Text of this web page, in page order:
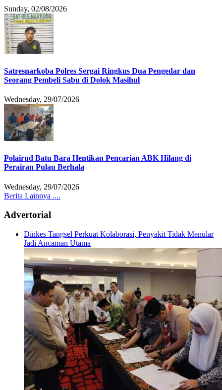
Sunday, 02/08/2026
Satresnarkoba Polres Sergai Ringkus Dua Pengedar dan
Seorang Pembeli Sabu di Dolok Masihul
Wednesday, 29/07/2026
Polairud Batu Bara Hentikan Pencarian ABK Hilang di
Perairan Pulau Berhala
Wednesday, 29/07/2026
Berita Lainnya ....
Advertorial
Dinkes Tangsel Perkuat Kolaborasi, Penyakit Tidak Menular
Jadi Ancaman Utama